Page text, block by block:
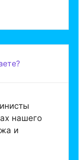
нашего
и